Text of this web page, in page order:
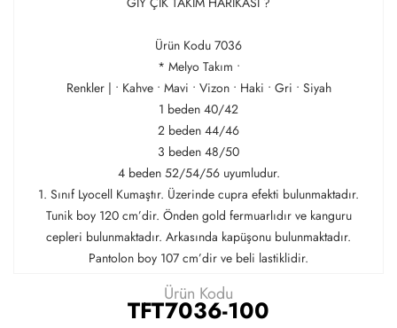
Ürün Kodu 7036
* Melyo Takım •
Renkler | • Kahve • Mavi • Vizon • Haki • Gri • Siyah
1 beden 40/42
2 beden 44/46
3 beden 48/50
4 beden 52/54/56 uyumludur.
1. Sınıf Lyocell Kumaştır. Üzerinde cupra efekti bulunmaktadır.
Tunik boy 120 cm’dir. Önden gold fermuarlıdır ve kanguru
cepleri bulunmaktadır. Arkasında kapüşonu bulunmaktadır.
Pantolon boy 107 cm’dir ve beli lastiklidir.
Ürün Kodu
TFT7036-100